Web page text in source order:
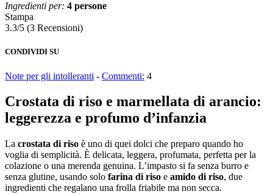
Ingredienti per: 4 persone
Stampa
3.3/5 (3 Recensioni)
CONDIVIDI SU
Note per gli intolleranti - Commenti: 4
Crostata di riso e marmellata di arancio:
leggerezza e profumo d’infanzia
La crostata di riso è uno di quei dolci che preparo quando ho
voglia di semplicità. È delicata, leggera, profumata, perfetta per la
colazione o una merenda genuina. L’impasto si fa senza burro e
senza glutine, usando solo farina di riso e amido di riso, due
ingredienti che regalano una frolla friabile ma non secca.